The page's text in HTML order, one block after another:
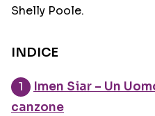
Shelly Poole.
INDICE
Imen Siar – Un
canzone